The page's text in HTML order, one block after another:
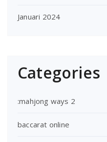
Januari 2024
Categories
:mahjong ways 2
baccarat online